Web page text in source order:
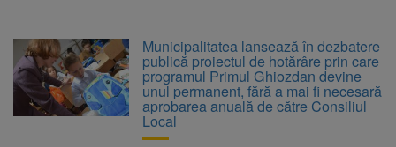
Municipalitatea lansează în dezbatere
publică proiectul de hotărâre prin care
programul Primul Ghiozdan devine
unul permanent, fără a mai fi necesară
aprobarea anuală de către Consiliul
Local